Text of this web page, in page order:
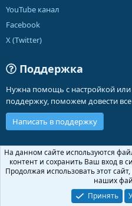
YouTube канал
Facebook
X (Twitter)
Поддержка
Нужна помощь с настройкой
поддержку, поможем довести все
Написать в поддержку
Russian (RU)
Обратная связь
Условия и
Политика конфиденциальности
Community platform by XenForo ® ©
На данном сайте используются
контент и сохранить Ваш вход в
Продолжая использовать этот
наших
Принять